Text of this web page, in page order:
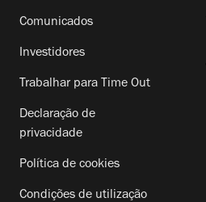
Comunicados
Investidores
Trabalhar para Time Out
Declaração de
privacidade
Política de cookies
Condições de utilização